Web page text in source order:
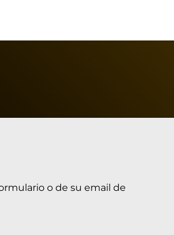
o de su email de